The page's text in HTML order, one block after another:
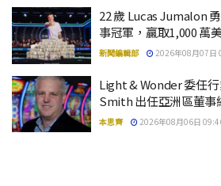
22 歲 Lucas Jumalon
事冠軍，贏取1,000 萬
新聞編輯部 2026年08月07日
Light & Wonder 委任
Smith 出任亞洲區董事
本思齊 2026年08月06日